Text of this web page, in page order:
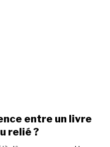
entre un livre
relié ?